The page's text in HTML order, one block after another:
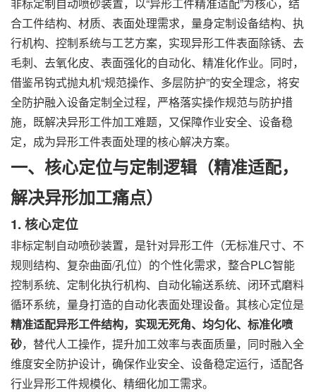
合工件结构、材质、表面处理需求，量身定制设备结构、执
行机构、控制系统与工艺方案，实现异形工件表面除锈、去
毛刺、去氧化皮、表面强化的自动化、精准化作业。同时，
借鉴吊钩式抛丸机“规范操作、多层防护”的安全理念，将安
全防护融入设备定制全过程，严格落实操作规范与防护措
施，既解决异形工件加工难题，又保障作业安全、设备稳
定，成为异形工件表面处理的核心解决方案。
一、核心定位与定制逻辑（精准适配，
解决异形加工痛点）
1. 核心定位
非标定制自动喷砂装置，是针对异形工件（无标准尺寸、不
规则结构、复杂曲面/孔位）的个性化需求，整合PLC智能
控制系统、定制化执行机构、自动化输送系统、闭环式磨料
循环系统，量身打造的自动化表面处理设备。其核心定位是
精准适配异形工件结构，实现无死角、均匀化、标准化喷
砂，替代人工操作，提升加工效率与表面质量，同时融入全
维度安全防护设计，确保作业安全、设备稳定运行，适配各
行业异形工件规模化、精细化加工需求。